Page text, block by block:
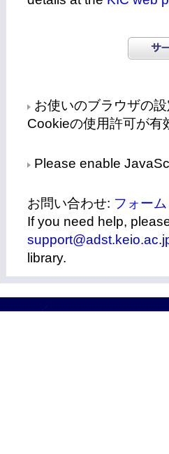
お使いのブラウザの
Cookieの使用許可が有
Please enable
お問い合わせ: フォーム
If you need help,
library.